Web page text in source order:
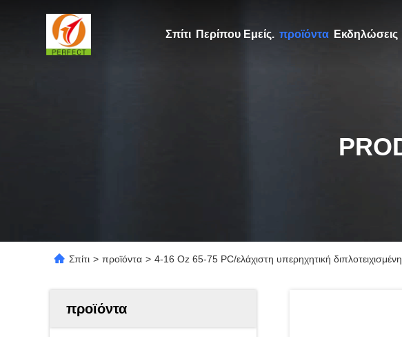
Σπίτι Περίπου Εμείς. προϊόντα Εκδηλώσεις
Σπίτι > προϊόντα > 4-16 Oz 65-75 PC/ελάχιστη υπερηχητική
προϊόντα